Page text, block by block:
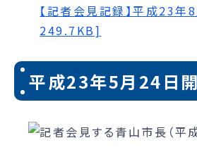
【記者会見記録】平成23年
249.7KB]
平成23年5月24日